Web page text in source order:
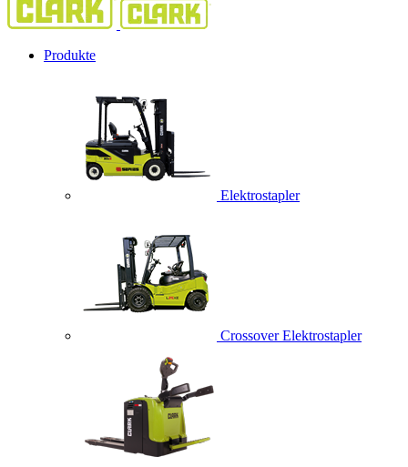
Produkte
Elektrostapler
Crossover Elektrostapler